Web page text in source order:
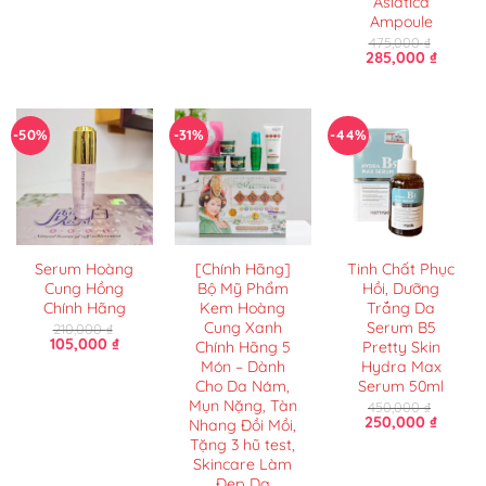
Ampoule
475,000₫
Giá
285,000 ₫Giá
-50%
Serum Hoàng
Cung Hồng
Chính Hãng
210,000₫
Giá
gốc
105,000 ₫Giá
-31%
[Chính Hãng]
Bộ Mỹ Phẩm
Kem Hoàng
Cung Xanh
Chính Hãng 5
Món – Dành
Cho Da Nám,
Mụn Nặng, Tàn
Nhang Đồi Mồi,
Tặng 3 hũ test,
Skincare Làm
-44%
Tinh Chất Phục
Hồi, Dưỡng
Trắng Da
Serum B5
Pretty Skin
Hydra Max
Serum 50ml
450,000₫
Giá
250,000₫Giá